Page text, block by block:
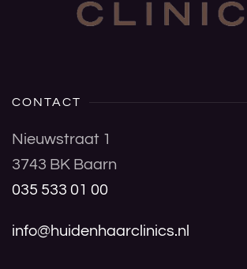
CONTACT
Nieuwstraat 1
3743 BK Baarn
035 533 01 00
info@huidenhaarclinics.nl